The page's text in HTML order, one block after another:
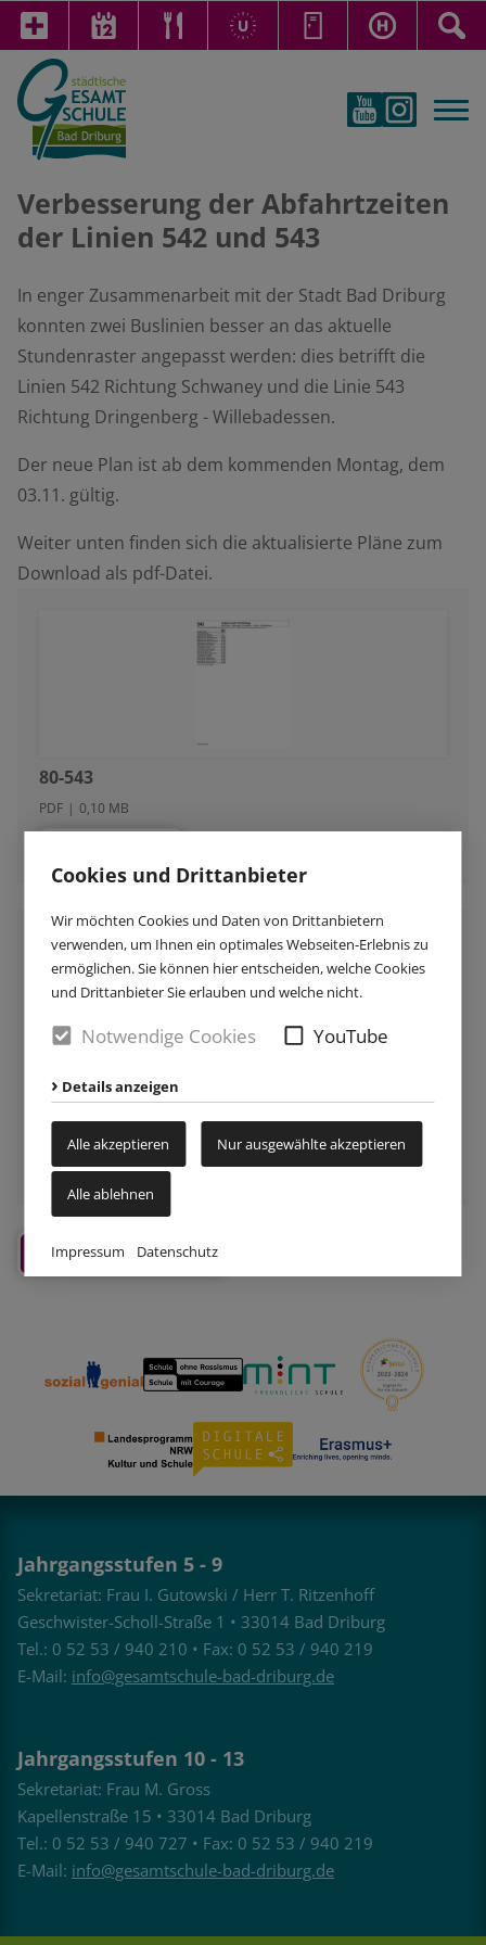
Cookies und Drittanbieter
Wir möchten Cookies und Daten von Drittanbietern
verwenden, um Ihnen ein optimales Webseiten-Erlebnis zu
ermöglichen. Sie können hier entscheiden, welche Cookies
und Drittanbieter Sie erlauben und welche nicht.
Notwendige Cookies YouTube
Details anzeigen
Alle akzeptieren Nur ausgewählte akzeptieren
Alle ablehnen
Impressum Datenschutz
Verbesserung der Abfahrtzeiten
der Linien 542 und 543
In enger Zusammenarbeit mit der Stadt Bad Driburg
konnten zwei Buslinien besser an das aktuelle
Stundenraster angepasst werden: dies betrifft die
Linien 542 Richtung Schwaney und die Linie 543
Richtung Dringenberg - Willebadessen.
Der neue Plan ist ab dem kommenden Montag, dem
03.11. gültig.
Weiter unten finden sich die aktualisierte Pläne zum
Download als pdf-Datei.
80-543
PDF | 0,10 MB
80-542
herunterladen
Zum News-Archiv
Jahrgangsstufen 5 - 9
Sekretariat: Frau I. Gutowski / Herr T. Ritzenhoff
Geschwister-Scholl-Straße 1 • 33014 Bad Driburg
Tel.: 0 52 53 / 940 210 • Fax: 0 52 53 / 940 219
E-Mail: info@gesamtschule-bad-driburg.de
Jahrgangsstufen 10 - 13
Sekretariat: Frau M. Gross
Kapellenstraße 15 • 33014 Bad Driburg
Tel.: 0 52 53 / 940 727 • Fax: 0 52 53 / 940 219
E-Mail: info@gesamtschule-bad-driburg.de